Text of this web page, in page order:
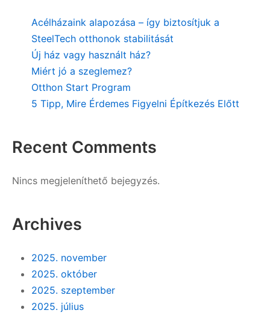
Acélházaink alapozása – így biztosítjuk a
SteelTech otthonok stabilitását
Új ház vagy használt ház?
Miért jó a szeglemez?
Otthon Start Program
5 Tipp, Mire Érdemes Figyelni Építkezés Előtt
Recent Comments
Nincs megjeleníthető bejegyzés.
Archives
2025. november
2025. október
2025. szeptember
2025. július